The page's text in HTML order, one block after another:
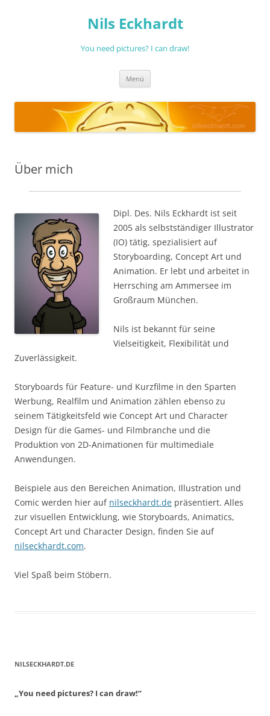
Nils Eckhardt
You need pictures? I can draw!
Menü
Über mich
Dipl. Des. Nils Eckhardt ist seit
2005 als selbstständiger Illustrator
(IO) tätig, spezialisiert auf
Storyboarding, Concept Art und
Animation. Er lebt und arbeitet in
Herrsching am Ammersee im
Großraum München.
Nils ist bekannt für seine
Vielseitigkeit, Flexibilität und
Zuverlässigkeit.
Storyboards für Feature- und Kurzfilme in den Sparten
Werbung, Realfilm und Animation zählen ebenso zu
seinem Tätigkeitsfeld wie Concept Art und Character
Design für die Games- und Filmbranche und die
Produktion von 2D-Animationen für multimediale
Anwendungen.
Beispiele aus den Bereichen Animation, Illustration und
Comic werden hier auf nilseckhardt.de präsentiert. Alles
zur visuellen Entwicklung, wie Storyboards, Animatics,
Concept Art und Character Design, finden Sie auf
nilseckhardt.com.
Viel Spaß beim Stöbern.
NILSECKHARDT.DE
„You need pictures? I can draw!“